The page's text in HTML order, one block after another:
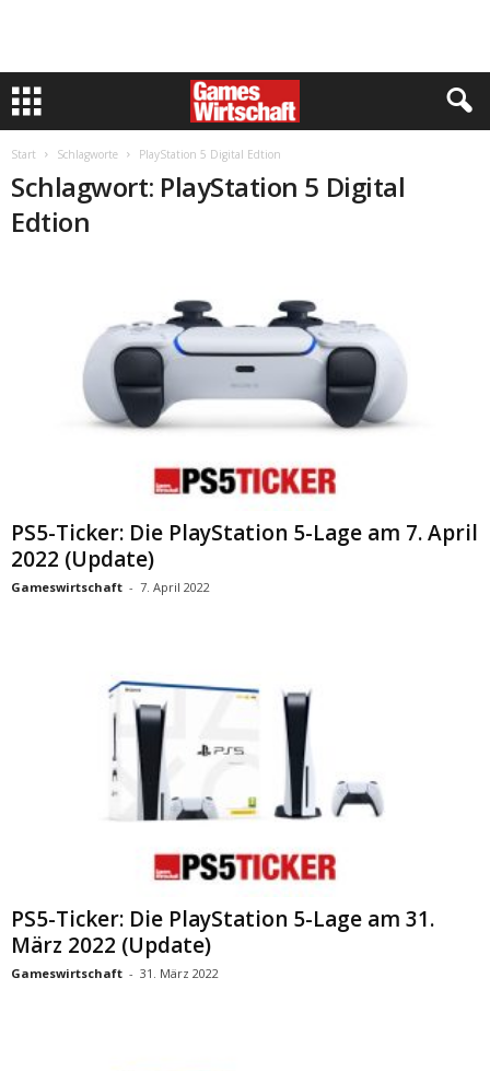
Start Schlagworte PlayStation 5 Digital Edtion
Schlagwort: PlayStation 5 Digital
Edtion
PS5-Ticker: Die PlayStation 5-Lage am 7. April
2022 (Update)
Gameswirtschaft - 7. April 2022
PS5-Ticker: Die PlayStation 5-Lage am 31.
März 2022 (Update)
Gameswirtschaft - 31. März 2022